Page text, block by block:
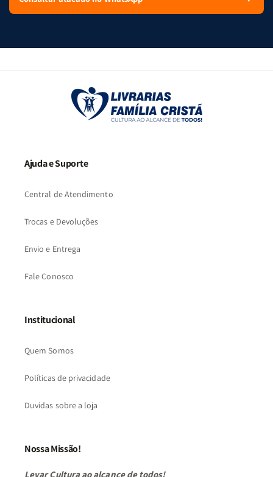
Ajuda e Suporte
Central de Atendimento
Trocas e Devoluções
Envio e Entrega
Fale Conosco
Institucional
Quem Somos
Políticas de privacidade
Duvidas sobre a loja
Nossa Missão!
Levar Cultura ao alcance de todos!